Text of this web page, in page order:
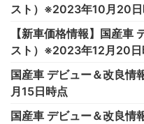
スト）※2023年10月20日
【新車価格情報】国産車
スト）※2023年12月20日
国産車 デビュー＆改良
月15日時点
国産車 デビュー＆改良